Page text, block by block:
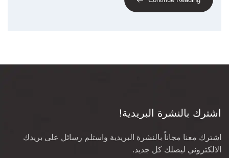
اشترك بالنشرة البريدية!
اشترك معنا مجاناً بالنشرة البريدية واستلم رسائل على بريدك
الالكتروني ليصلك كل جديد.